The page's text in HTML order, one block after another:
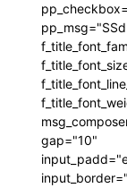
gap="10"